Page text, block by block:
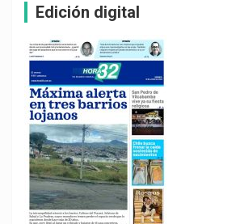
Edición digital